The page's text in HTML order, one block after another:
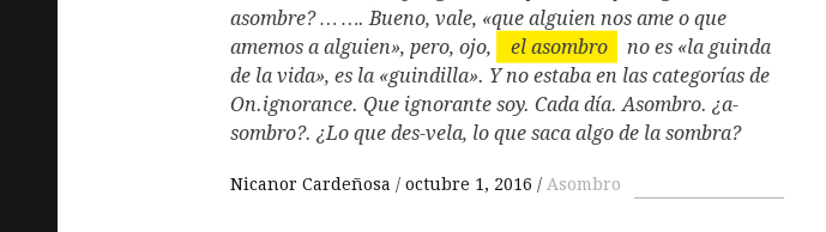
asombre? … …. Bueno, vale, «que alguien nos ame o que
amemos a alguien», pero, ojo,
el asombro
no es «la guinda
de la vida», es la «guindilla». Y no estaba en las categorías de
On.ignorance. Que ignorante soy. Cada día. Asombro. ¿a-
sombro?. ¿Lo que des-vela, lo que saca algo de la sombra?
Nicanor Cardeñosa octubre 1, 2016 Asombro